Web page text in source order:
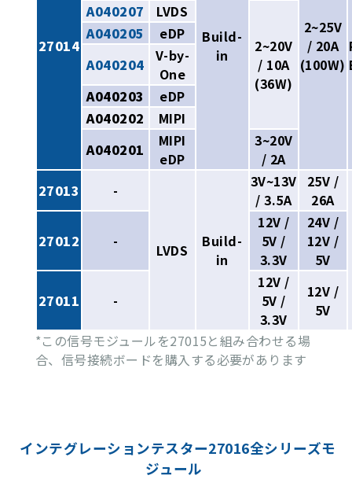
27014
Build-
in
2~25V
/ 20A
(100W)
A040207
LVDS
2~20V
/ 10A
(36W)
A040205
eDP
A040204
V-by-
One
A040203
eDP
A040202
MIPI
A040201
MIPI
eDP
3~20V
/ 2A
27013
-
LVDS
Build-
in
3V~13V
/ 3.5A
25V /
26A
27012 -
12V /
5V /
3.3V
24V /
12V /
5V
27011 -
12V /
5V /
3.3V
12V /
5V
*この信号モジュールを27015と組み合わせる場
合、信号接続ボードを購入する必要があります
インテグレーションテスター27016全シリーズモ
ジュール